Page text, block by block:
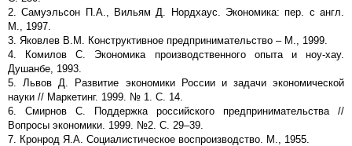
2. Самуэльсон П.А., Вильям Д. Нордхаус. Экономика: пер. с англ.
М., 1997.
3. Яковлев В.М. Конструктивное предпринимательство – М., 1999.
4. Комилов С. Экономика производственного опыта и ноу-хау.
Душанбе, 1993.
5. Львов Д. Развитие экономики России и задачи экономической
науки // Маркетинг. 1999. № 1. С. 14.
6. Смирнов С. Поддержка российского предпринимательства //
Вопросы экономики. 1999. №2. С. 29–39.
7. Кронрод Я.А. Социалистическое воспроизводство. М., 1955.